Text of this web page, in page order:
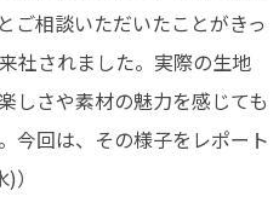
ご相談いただいたことがきっ
社されました。実際の生地
しさや素材の魅力を感じても
今回は、その様子をレポート